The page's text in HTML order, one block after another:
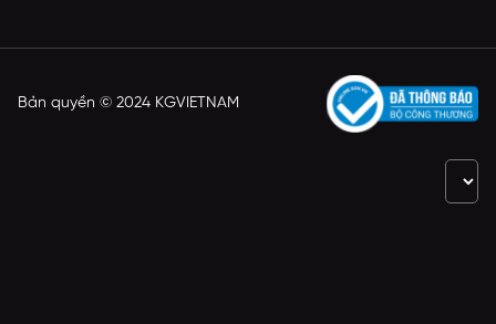
Bản quyền © 2024 KGVIETNAM